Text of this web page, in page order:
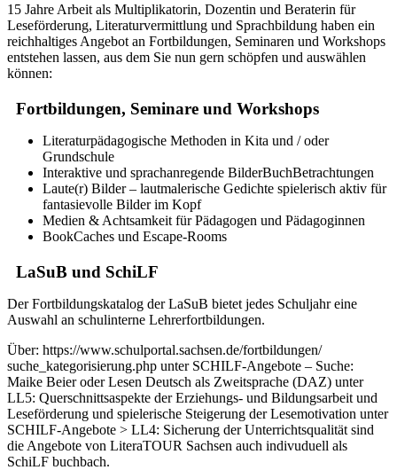
15 Jahre Arbeit als Multiplikatorin, Dozentin und Beraterin für
Leseförderung, Literaturvermittlung und Sprachbildung haben ein
reichhaltiges Angebot an Fortbildungen, Seminaren und Workshops
entstehen lassen, aus dem Sie nun gern schöpfen und auswählen
können:
Fortbildungen, Seminare und Workshops
Literaturpädagogische Methoden in Kita und / oder
Grundschule
Interaktive und sprachanregende BilderBuchBetrachtungen
Laute(r) Bilder – lautmalerische Gedichte spielerisch aktiv für
fantasievolle Bilder im Kopf
Medien & Achtsamkeit für Pädagogen und Pädagoginnen
BookCaches und Escape-Rooms
LaSuB und SchiLF
Der Fortbildungskatalog der LaSuB bietet jedes Schuljahr eine
Auswahl an schulinterne Lehrerfortbildungen.
Über: https://www.schulportal.sachsen.de/fortbildungen/
suche_kategorisierung.php unter SCHILF-Angebote – Suche:
Maike Beier oder Lesen Deutsch als Zweitsprache (DAZ) unter
LL5: Querschnittsaspekte der Erziehungs- und Bildungsarbeit und
Leseförderung und spielerische Steigerung der Lesemotivation unter
SCHILF-Angebote > LL4: Sicherung der Unterrichtsqualität sind
die Angebote von LiteraTOUR Sachsen auch indivuduell als
SchiLF buchbach.